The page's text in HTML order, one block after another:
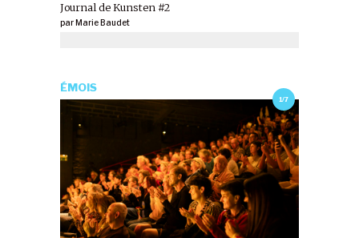
Journal de Kunsten #2
par Marie Baudet
1/7
ÉMOIS